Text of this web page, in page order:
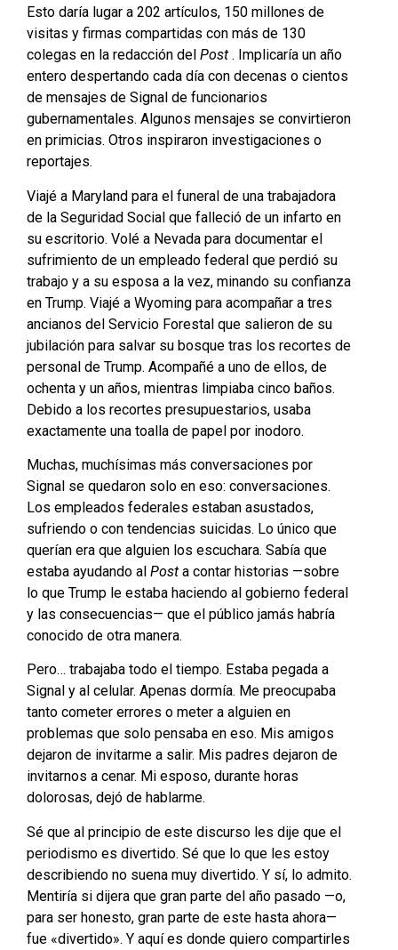
Esto daría lugar a 202 artículos, 150 millones de
visitas y firmas compartidas con más de 130
colegas en la redacción del Post . Implicaría un año
entero despertando cada día con decenas o cientos
de mensajes de Signal de funcionarios
gubernamentales. Algunos mensajes se convirtieron
en primicias. Otros inspiraron investigaciones o
reportajes.
Viajé a Maryland para el funeral de una trabajadora
de la Seguridad Social que falleció de un infarto en
su escritorio. Volé a Nevada para documentar el
sufrimiento de un empleado federal que perdió su
trabajo y a su esposa a la vez, minando su confianza
en Trump. Viajé a Wyoming para acompañar a tres
ancianos del Servicio Forestal que salieron de su
jubilación para salvar su bosque tras los recortes de
personal de Trump. Acompañé a uno de ellos, de
ochenta y un años, mientras limpiaba cinco baños.
Debido a los recortes presupuestarios, usaba
exactamente una toalla de papel por inodoro.
Muchas, muchísimas más conversaciones por
Signal se quedaron solo en eso: conversaciones.
Los empleados federales estaban asustados,
sufriendo o con tendencias suicidas. Lo único que
querían era que alguien los escuchara. Sabía que
estaba ayudando al Post a contar historias —sobre
lo que Trump le estaba haciendo al gobierno federal
y las consecuencias— que el público jamás habría
conocido de otra manera.
Pero… trabajaba todo el tiempo. Estaba pegada a
Signal y al celular. Apenas dormía. Me preocupaba
tanto cometer errores o meter a alguien en
problemas que solo pensaba en eso. Mis amigos
dejaron de invitarme a salir. Mis padres dejaron de
invitarnos a cenar. Mi esposo, durante horas
dolorosas, dejó de hablarme.
Sé que al principio de este discurso les dije que el
periodismo es divertido. Sé que lo que les estoy
describiendo no suena muy divertido. Y sí, lo admito.
Mentiría si dijera que gran parte del año pasado —o,
para ser honesto, gran parte de este hasta ahora—
fue «divertido». Y aquí es donde quiero compartirles